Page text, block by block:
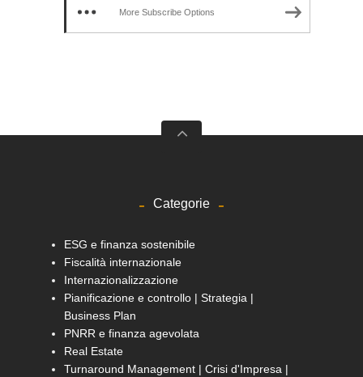
More Subscribe Options
Categorie
ESG e finanza sostenibile
Fiscalità internazionale
Internazionalizzazione
Pianificazione e controllo | Strategia |
Business Plan
PNRR e finanza agevolata
Real Estate
Turnaround Management | Crisi d'Impresa |